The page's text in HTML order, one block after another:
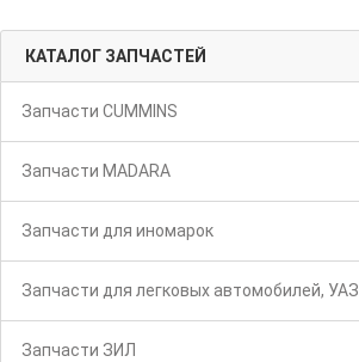
КАТАЛОГ ЗАПЧАСТЕЙ
Запчасти CUMMINS
Запчасти MADARA
Запчасти для иномарок
Запчасти для легковых автомобилей, УАЗ
Запчасти ЗИЛ